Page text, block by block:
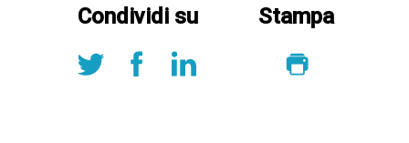
Condividi su Stampa